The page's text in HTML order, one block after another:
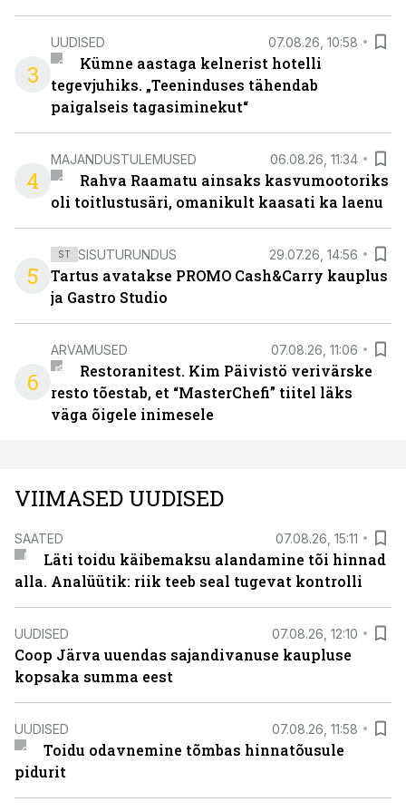
3
UUDISED 07.08.26, 10:58
Kümne aastaga kelnerist hotelli
tegevjuhiks. „Teeninduses tähendab
paigalseis tagasiminekut“
4
MAJANDUSTULEMUSED 06.08.26, 11:34
Rahva Raamatu ainsaks kasvumootoriks
oli toitlustusäri, omanikult kaasati ka laenu
5
ST SISUTURUNDUS 29.07.26, 14:56
Tartus avatakse PROMO Cash&Carry kauplus
ja Gastro Studio
6
ARVAMUSED 07.08.26, 11:06
Restoranitest. Kim Päivistö verivärske
resto tõestab, et “MasterChefi” tiitel läks
väga õigele inimesele
VIIMASED UUDISED
SAATED 07.08.26, 15:11
Läti toidu käibemaksu alandamine tõi hinnad
alla. Analüütik: riik teeb seal tugevat kontrolli
UUDISED 07.08.26, 12:10
Coop Järva uuendas sajandivanuse kaupluse
kopsaka summa eest
UUDISED 07.08.26, 11:58
Toidu odavnemine tõmbas hinnatõusule
pidurit